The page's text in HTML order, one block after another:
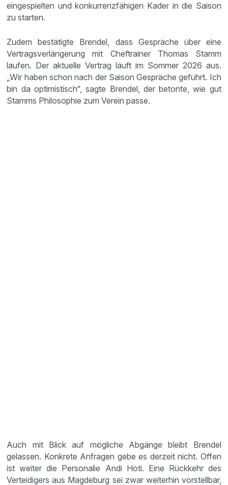
eingespielten und konkurrenzfähigen Kader in die Saison
zu starten.
Zudem bestätigte Brendel, dass Gespräche über eine
Vertragsverlängerung mit Cheftrainer Thomas Stamm
laufen. Der aktuelle Vertrag läuft im Sommer 2026 aus.
„Wir haben schon nach der Saison Gespräche geführt. Ich
bin da optimistisch“, sagte Brendel, der betonte, wie gut
Stamms Philosophie zum Verein passe.
Auch mit Blick auf mögliche Abgänge bleibt Brendel
gelassen. Konkrete Anfragen gebe es derzeit nicht. Offen
ist weiter die Personalie Andi Hoti. Eine Rückkehr des
Verteidigers aus Magdeburg sei zwar weiterhin vorstellbar,